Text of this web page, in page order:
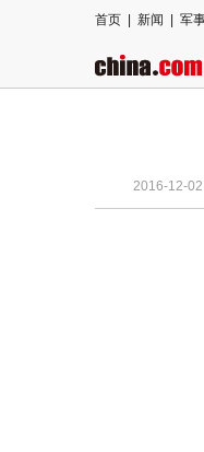
首页 新闻 军
2016-12-